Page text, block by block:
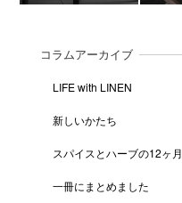
コラムアーカイブ
LIFE with LINEN
新しいかたち
スパイスとハーブの12ヶ月
一冊にまとめました